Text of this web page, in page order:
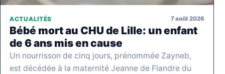
ACTUALITÉS 7 août 2026
Bébé mort au CHU de Lille: un enfant
de 6 ans mis en cause
Un nourrisson de cinq jours, prénommée Zayneb,
est décédée à la maternité Jeanne de Flandre du